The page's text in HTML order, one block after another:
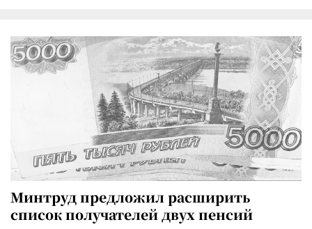
Минтруд предложил расширить
список получателей двух пенсий